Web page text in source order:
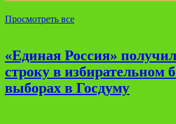
Просмотреть все
«Единая Россия»
строку в избирательном
выборах в Госдуму